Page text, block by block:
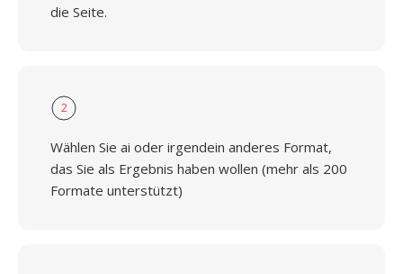
die Seite.
2
Wählen Sie ai oder irgendein anderes Format,
das Sie als Ergebnis haben wollen (mehr als 200
Formate unterstützt)